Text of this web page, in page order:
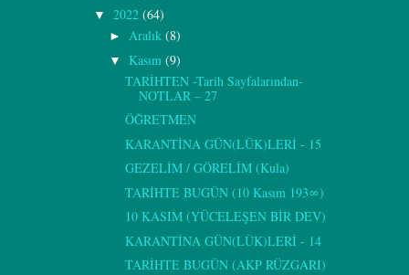
▼ 2022 (64)
► Aralık (8)
▼ Kasım (9)
TARİHTEN -Tarih Sayfalarından-
NOTLAR – 27
ÖĞRETMEN
KARANTİNA GÜN(LÜK)LERİ - 15
GEZELİM / GÖRELİM (Kula)
TARİHTE BUGÜN (10 Kasım 193∞)
10 KASIM (YÜCELEŞEN BİR DEV)
KARANTİNA GÜN(LÜK)LERİ - 14
TARİHTE BUGÜN (AKP RÜZGARI)